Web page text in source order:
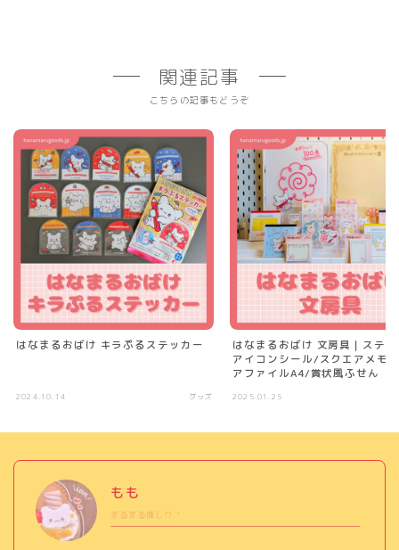
関連記事
こちらの記事もどうぞ
はなまるおばけ キラぷるステッカー
2024.10.14 グッズ
はなまるおばけ 文房具｜ステ
アイコンシール/スクエアメモ/
アファイルA4/賞状風ふせん
2025.01.25
もも
まるまる推し♡.ᐟ